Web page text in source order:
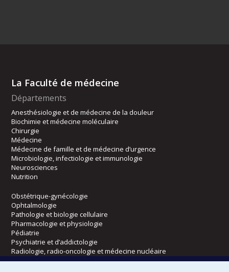
La Faculté de médecine
Départements
Anesthésiologie et de médecine de la douleur
Biochimie et médecine moléculaire
Chirurgie
Médecine
Médecine de famille et de médecine d’urgence
Microbiologie, infectiologie et immunologie
Neurosciences
Nutrition
Obstétrique-gynécologie
Ophtalmologie
Pathologie et biologie cellulaire
Pharmacologie et physiologie
Pédiatrie
Psychiatrie et d’addictologie
Radiologie, radio-oncologie et médecine nucléaire